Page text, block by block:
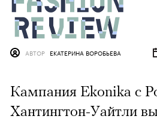
АВТОР ЕКАТЕРИНА ВОРОБЬЕВА
Кампания Ekonika с
Хантингтон-Уайтли